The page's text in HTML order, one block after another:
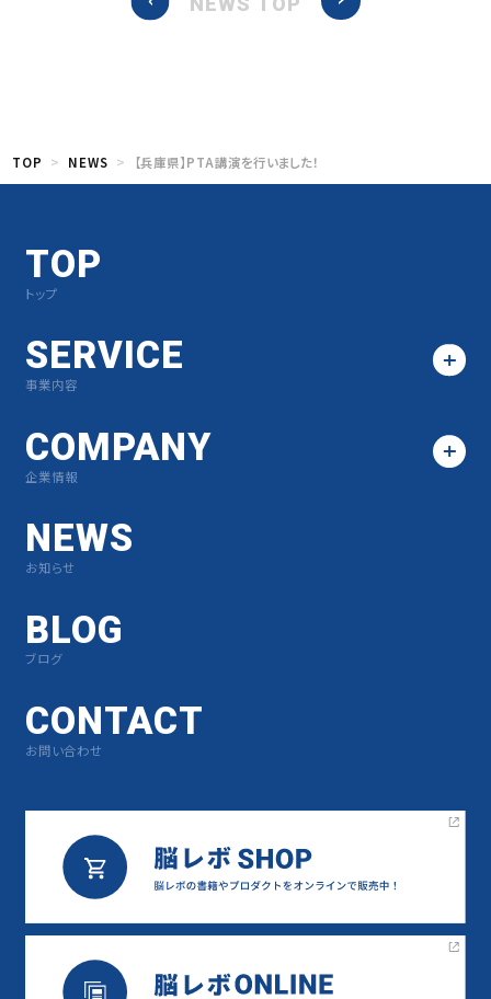
TOP NEWS 【兵庫県】PTA講演を行いました！
TOP
トップ
SERVICE
事業内容
COMPANY
企業情報
NEWS
お知らせ
BLOG
ブログ
CONTACT
お問い合わせ